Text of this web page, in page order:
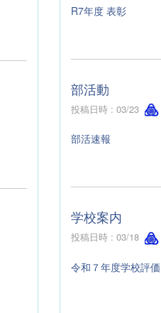
R7年度 表彰
部活動
投稿日時 : 03/23
部活速報
学校案内
投稿日時 : 03/18
令和７年度学校評価